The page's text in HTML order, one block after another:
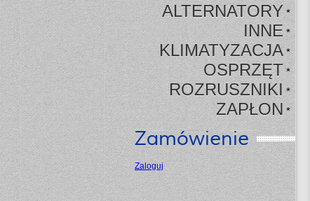
ALTERNATORY*
INNE*
KLIMATYZACJA*
OSPRZĘT*
ROZRUSZNIKI*
ZAPŁON*
Zamówienie
Zaloguj